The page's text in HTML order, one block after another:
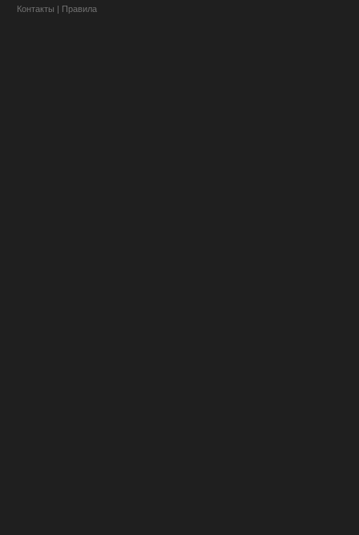
Контакты | Правила